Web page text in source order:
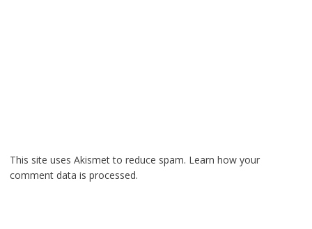
This site uses Akismet to reduce spam. Learn how your
comment data is processed.